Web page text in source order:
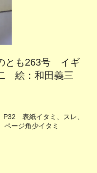
とも263号 イギ
絵：和田義三
表紙イタミ、スレ、
ージ角少イタミ